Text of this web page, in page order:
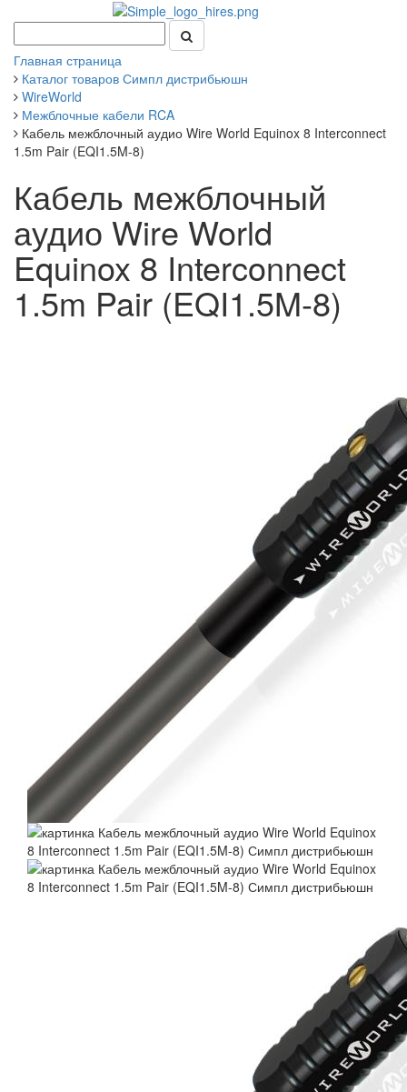
Главная страница
Каталог товаров Симпл дистрибьюшн
WireWorld
Межблочные кабели RCA
Кабель межблочный аудио Wire World Equinox 8 Interconnect
1.5m Pair (EQI1.5M-8)
Кабель межблочный
аудио Wire World
Equinox 8 Interconnect
1.5m Pair (EQI1.5M-8)